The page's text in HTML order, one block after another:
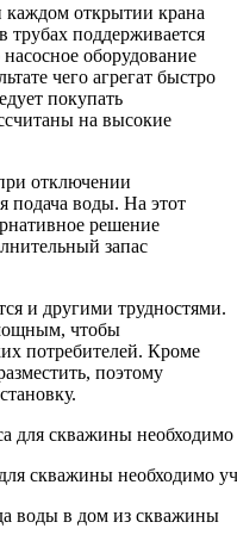
каждом открытии крана
трубах поддерживается
оборудование
чего агрегат быстро
покупать
на высокие
отключении
подача воды. На этот
решение
запас
и другими трудностями.
чтобы
потребителей. Кроме
поэтому
скважины необходимо
воды в дом из скважины